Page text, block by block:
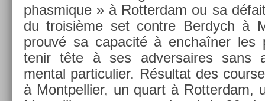
phas­mique » à Rot­terdam ou sa
du troisiè­me set con­tre Be­rdych à
prouvé sa capacité à enchaîner les
tenir tête à ses ad­versaires sans
ment­al par­ticuli­er. Résul­tat des
à Montpel­li­er, un quart à Rot­terdam,